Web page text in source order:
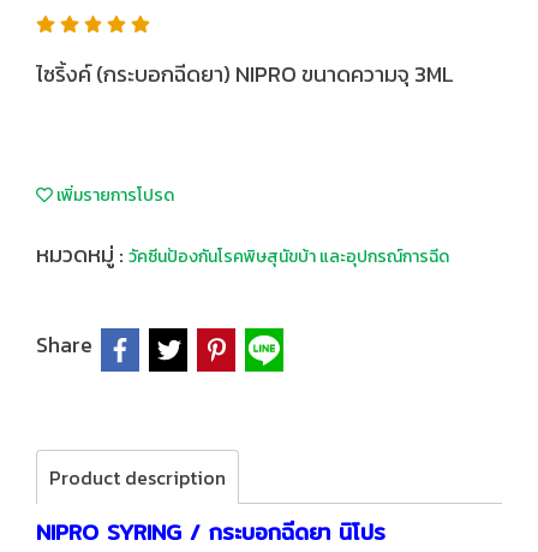
ไซริ้งค์ (กระบอกฉีดยา) NIPRO ขนาดความจุ 3ML
เพิ่มรายการโปรด
หมวดหมู่ : วัคซีนป้องกันโรคพิษสุนัขบ้า และอุปกรณ์การฉีด
Share
Product description
NIPRO SYRING / กระบอกฉีดยา นิโปร